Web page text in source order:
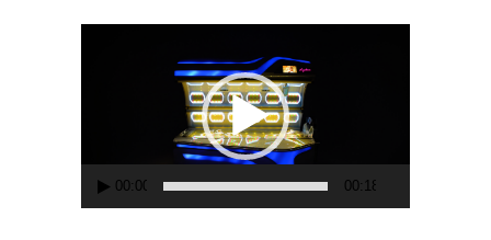
00:00 00:18